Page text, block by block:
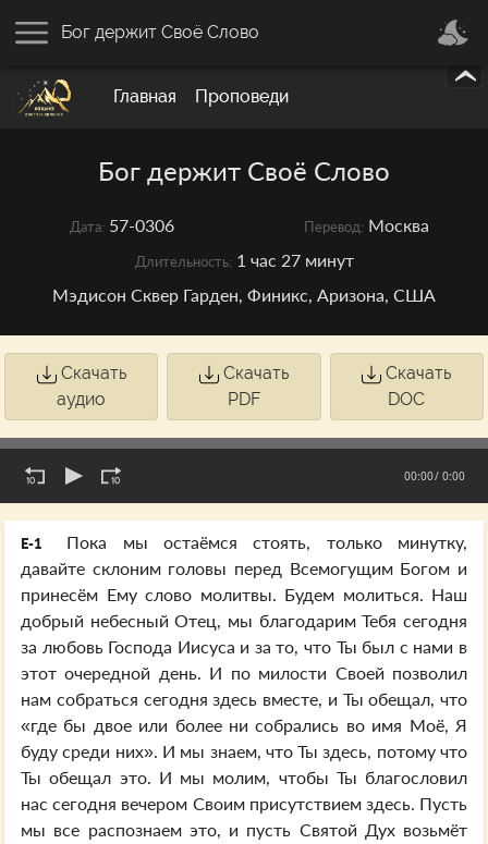
Главная Проповеди
Бог держит Своё Слово
Бог держит Своё Слово
Дата: 57-0306 Перевод: Москва
Длительность: 1 час 27 минут
Мэдисон Сквер Гарден, Финикс, Аризона, США
Скачать
аудио
Скачать
PDF
Скачать
DOC
00:00/ 0:00
E-1
Пока мы остаёмся стоять, только минутку,
давайте склоним головы перед Всемогущим Богом и
принесём Ему слово молитвы. Будем молиться. Наш
добрый небесный Отец, мы благодарим Тебя сегодня
за любовь Господа Иисуса и за то, что Ты был с нами в
этот очередной день. И по милости Своей позволил
нам собраться сегодня здесь вместе, и Ты обещал, что
«где бы двое или более ни собрались во имя Моё, Я
буду среди них». И мы знаем, что Ты здесь, потому что
Ты обещал это. И мы молим, чтобы Ты благословил
нас сегодня вечером Своим присутствием здесь. Пусть
мы все распознаем это, и пусть Святой Дух возьмёт